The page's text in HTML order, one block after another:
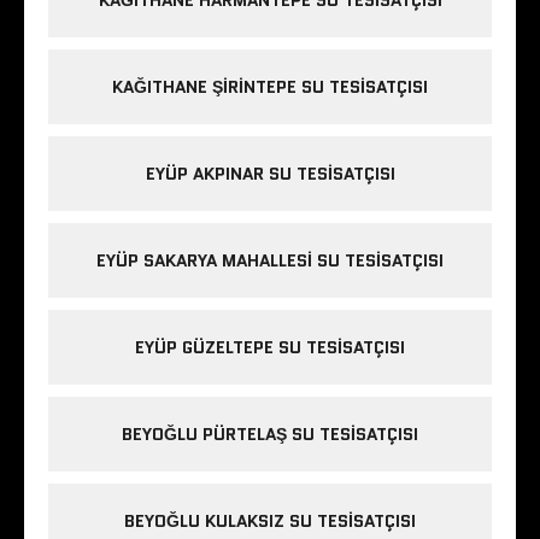
KAĞITHANE ŞIRINTEPE SU TESISATÇISI
EYÜP AKPINAR SU TESISATÇISI
EYÜP SAKARYA MAHALLESI SU TESISATÇISI
EYÜP GÜZELTEPE SU TESISATÇISI
BEYOĞLU PÜRTELAŞ SU TESISATÇISI
BEYOĞLU KULAKSIZ SU TESISATÇISI